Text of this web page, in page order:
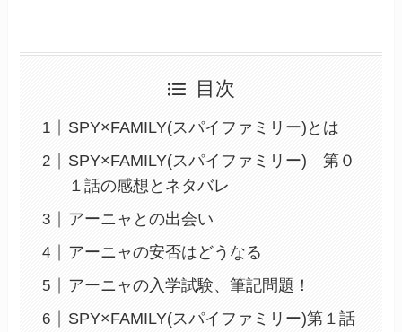
目次
SPY×FAMILY(スパイファミリー)とは
SPY×FAMILY(スパイファミリー) 第０
１話の感想とネタバレ
アーニャとの出会い
アーニャの安否はどうなる
アーニャの入学試験、筆記問題！
SPY×FAMILY(スパイファミリー)第１話